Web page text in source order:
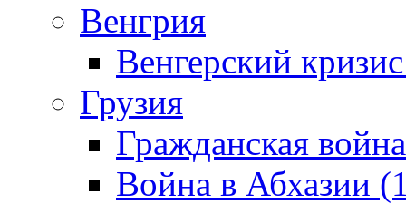
Венгрия
Венгерский
Грузия
Гражданская
Война в Абхазии